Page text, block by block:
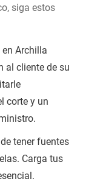
siga estos
Archilla
al cliente de su
corte y un
tener fuentes
Carga tus